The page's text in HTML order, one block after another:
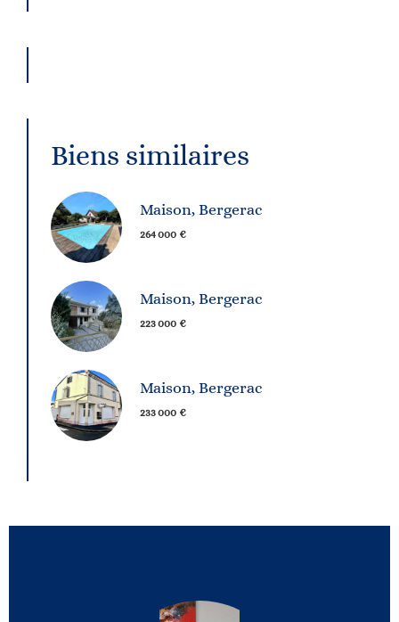
Biens similaires
Maison, Bergerac
264 000 €
Maison, Bergerac
223 000 €
Maison, Bergerac
233 000 €